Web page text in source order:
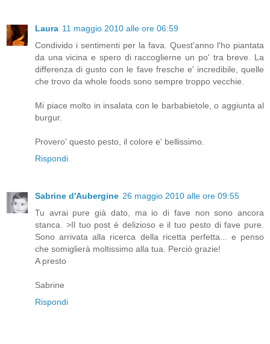
Laura 11 maggio 2010 alle ore 06:59
Condivido i sentimenti per la fava. Quest'anno l'ho piantata
da una vicina e spero di raccoglierne un po' tra breve. La
differenza di gusto con le fave fresche e' incredibile, quelle
che trovo da whole foods sono sempre troppo vecchie.
Mi piace molto in insalata con le barbabietole, o aggiunta al
burgur.
Provero' questo pesto, il colore e' bellissimo.
Rispondi
Sabrine d'Aubergine 26 maggio 2010 alle ore 09:55
Tu avrai pure già dato, ma io di fave non sono ancora
stanca. >Il tuo post è delizioso e il tuo pesto di fave pure.
Sono arrivata alla ricerca della ricetta perfetta... e penso
che somiglierà moltissimo alla tua. Perciò grazie!
A presto
Sabrine
Rispondi